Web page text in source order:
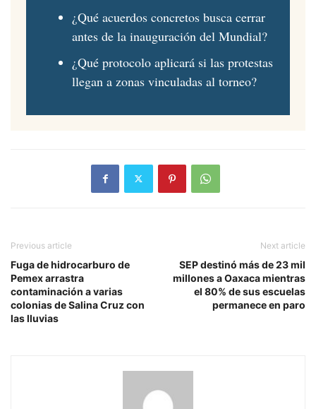
¿Qué acuerdos concretos busca cerrar
antes de la inauguración del Mundial?
¿Qué protocolo aplicará si las protestas
llegan a zonas vinculadas al torneo?
Previous article
Fuga de hidrocarburo de
Pemex arrastra
contaminación a varias
colonias de Salina Cruz con
las lluvias
Next article
SEP destinó más de 23 mil
millones a Oaxaca mientras
el 80% de sus escuelas
permanece en paro